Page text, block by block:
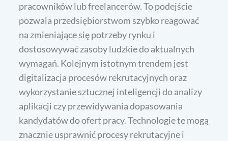
pracowników lub freelancerów. To podejście
pozwala przedsiębiorstwom szybko reagować
na zmieniające się potrzeby rynku i
dostosowywać zasoby ludzkie do aktualnych
wymagań. Kolejnym istotnym trendem jest
digitalizacja procesów rekrutacyjnych oraz
wykorzystanie sztucznej inteligencji do analizy
aplikacji czy przewidywania dopasowania
kandydatów do ofert pracy. Technologie te mogą
znacznie usprawnić procesy rekrutacyjne i